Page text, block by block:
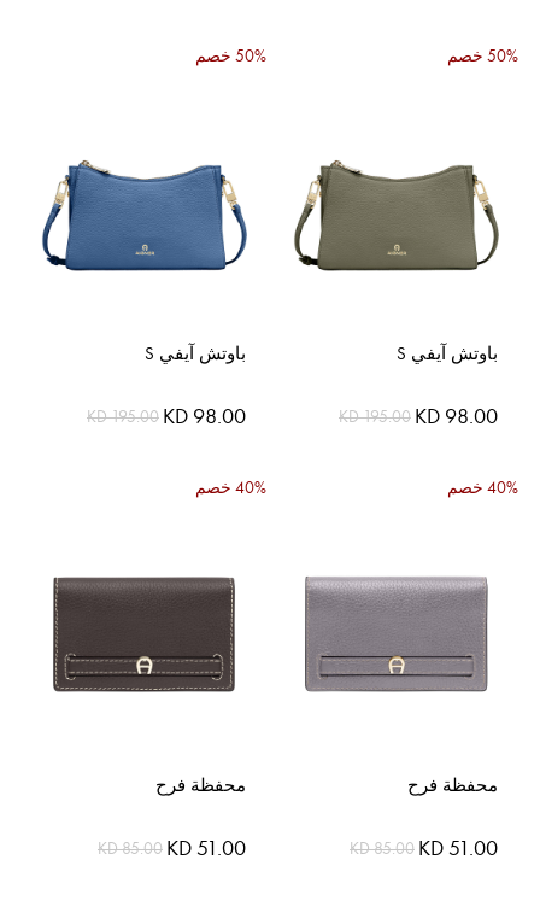
50% خصم
باوتش آيفي S
السعر
KD 98.00
KD 195.00
50% خصم
باوتش آيفي S
السعر
KD 98.00
KD 195.00
40% خصم
محفظة فرح
السعر
KD 51.00
KD 85.00
40% خصم
محفظة فرح
السعر
KD 51.00
KD 85.00